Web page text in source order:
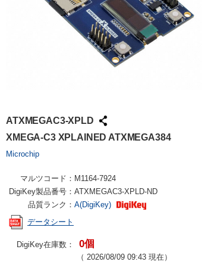
ATXMEGAC3-XPLD
XMEGA-C3 XPLAINED ATXMEGA384
Microchip
マルツコード： M1164-7924
DigiKey製品番号： ATXMEGAC3-XPLD-ND
品質ランク： A(DigiKey)
データシート
DigiKey在庫数： 0個
（ 2026/08/09 09:43 現在）